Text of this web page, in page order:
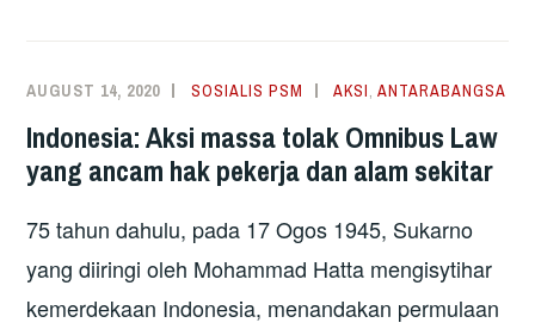
PETANI
AUGUST 14, 2020 SOSIALIS PSM AKSI,ANTARABANGSA
Indonesia: Aksi massa tolak Omnibus Law
yang ancam hak pekerja dan alam sekitar
75 tahun dahulu, pada 17 Ogos 1945, Sukarno
yang diiringi oleh Mohammad Hatta mengisytihar
kemerdekaan Indonesia, menandakan permulaan